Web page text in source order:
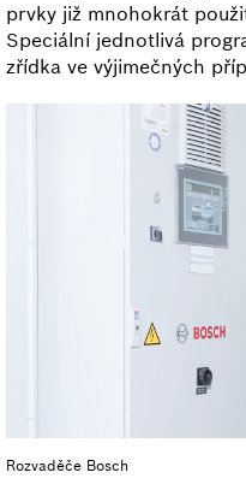
prvky již mnohokrát
Speciální jednotlivá
zřídka ve výjimečných
Rozvaděče Bosch